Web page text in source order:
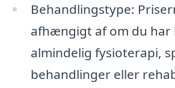
Behandlingstype:
afhængigt af om du har
almindelig fysioterapi,
behandlinger eller